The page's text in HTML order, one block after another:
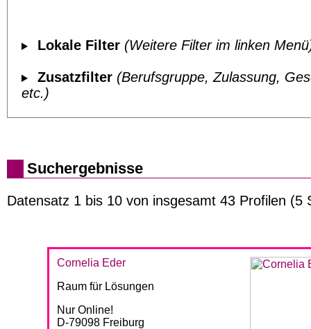
Lokale Filter (Weitere Filter im linken
Zusatzfilter (Berufsgruppe, Zulassung,
etc.)
Suchergebnisse
Datensatz 1 bis 10 von insgesamt 43 Profilen (5
Cornelia Eder
Raum für Lösungen
Nur Online!
D-79098 Freiburg